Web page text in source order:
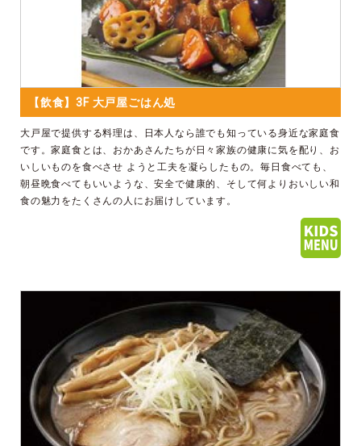
【飲食】3F 大戸屋ごはん処
大戸屋で提供する料理は、日本人なら誰でも知っている身近な家庭食
です。家庭食とは、おかあさんたちが日々家族の健康に気を配り、お
いしいものを食べさせ ようと工夫を凝らしたもの。毎日食べても、
朝昼晩食べてもいいような、安全で健康的、そして何よりおいしい和
食の魅力をたくさんの人にお届けしています。